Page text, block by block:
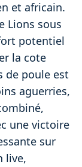
et africain.
Lions sous
potentiel
la cote
de poule est
aguerries,
une victoire
sur
live,